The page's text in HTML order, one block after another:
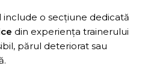
include o secțiune dedicată
din experiența trainerului
părul deteriorat sau